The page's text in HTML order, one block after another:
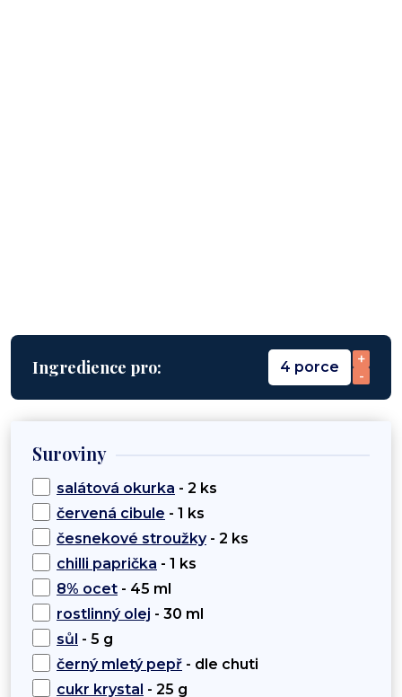
Ingredience pro: 4 porce
+
-
Suroviny
salátová okurka - 2 ks
červená cibule - 1 ks
česnekové stroužky- 2 ks
chilli paprička - 1 ks
8% ocet - 45 ml
rostlinný olej - 30 ml
sůl - 5 g
černý mletý pepř - dle chuti
cukr krystal - 25 g